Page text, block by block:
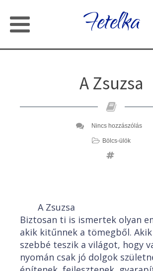
Fetelka
A Zsuzsa
Nincs hozzászólás
Bölcs-ülök
A Zsuzsa
Biztosan ti is ismertek olyan
akik kitűnnek a tömegből.
szebbé teszik a világot, hogy
nyomán csak jó dolgok